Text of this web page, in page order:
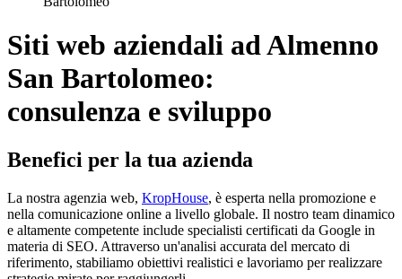
Siti web aziendali ad Almenno
San Bartolomeo:
consulenza e sviluppo
Benefici per la tua azienda
La nostra agenzia web, KropHouse, è esperta nella promozione e
nella comunicazione online a livello globale. Il nostro team dinamico
e altamente competente include specialisti certificati da Google in
materia di SEO. Attraverso un'analisi accurata del mercato di
riferimento, stabiliamo obiettivi realistici e lavoriamo per realizzare